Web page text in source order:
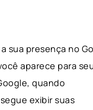
sua presença no
aparece para
quando
exibir suas